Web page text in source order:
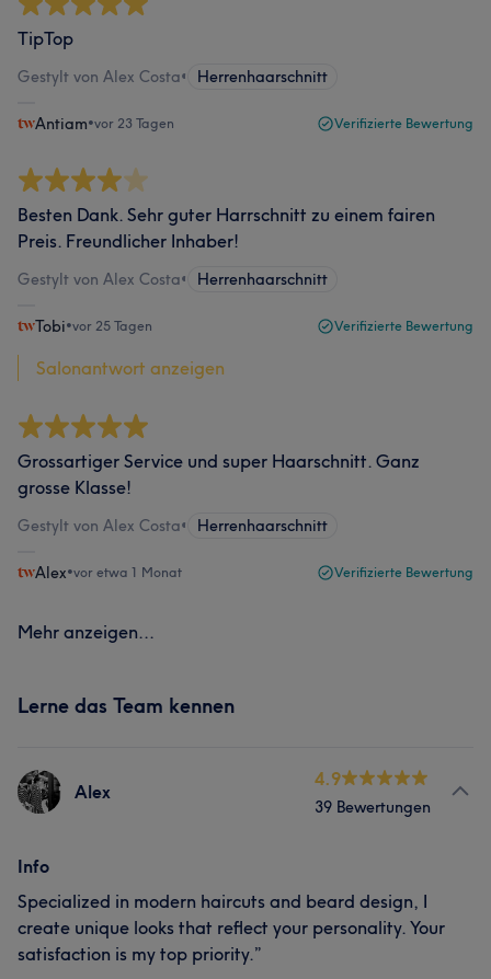
TipTop
Gestylt von Alex Costa• Herrenhaarschnitt
Antiam•vor 23 Tagen Verifizierte Bewertung
Besten Dank. Sehr guter Harrschnitt zu einem fairen
Preis. Freundlicher Inhaber!
Gestylt von Alex Costa• Herrenhaarschnitt
Tobi•vor 25 Tagen Verifizierte Bewertung
Salonantwort anzeigen
Grossartiger Service und super Haarschnitt. Ganz
grosse Klasse!
Gestylt von Alex Costa• Herrenhaarschnitt
Alex•vor etwa 1 Monat Verifizierte Bewertung
Mehr anzeigen...
Lerne das Team kennen
Alex
4.9
39 Bewertungen
Info
Specialized in modern haircuts and beard design, I
create unique looks that reflect your personality. Your
satisfaction is my top priority.”